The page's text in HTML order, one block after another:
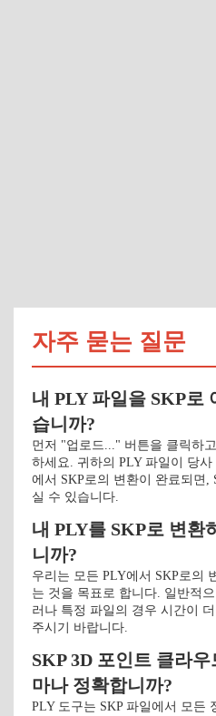
자주 묻는 질문
내 PLY 파일을 SKP로
습니까?
먼저 "업로드..." 버튼을 클릭하
하세요. 귀하의 PLY 파일이 당
에서 SKP로의 변환이 완료되면,
실 수 있습니다.
내 PLY를 SKP로 변환
니까?
우리는 모든 PLY에서 SKP로의
는 것을 목표로 합니다. 일반적
러나 특정 파일의 경우 시간이
주시기 바랍니다.
SKP 3D 포인트 클라
마나 정확합니까?
PLY 도구는 SKP 파일에서 모든